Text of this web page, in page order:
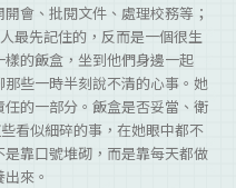
會、批閱文件、處理校務等；
最先記住的，反而是一個很生
的飯盒，坐到他們身邊一起
些一時半刻說不清的心事。她
的一部分。飯盒是否妥當、衛
看似細碎的事，在她眼中都不
靠口號堆砌，而是靠每天都做
來。